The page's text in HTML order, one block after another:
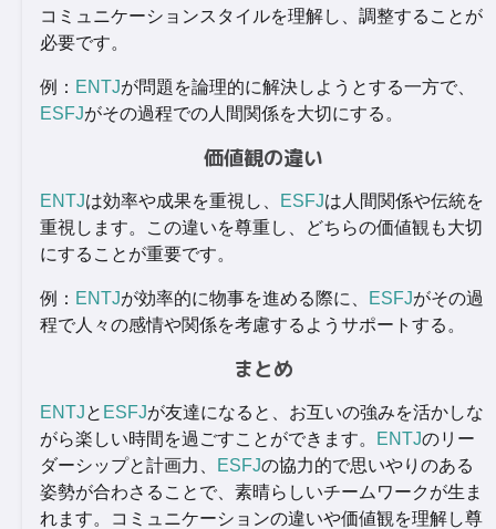
コミュニケーションスタイルを理解し、調整することが
必要です。
例： ENTJが問題を論理的に解決しようとする一方で、
ESFJがその過程での人間関係を大切にする。
価値観の違い
ENTJは効率や成果を重視し、 ESFJは人間関係や伝統を
重視します。この違いを尊重し、どちらの価値観も大切
にすることが重要です。
例： ENTJが効率的に物事を進める際に、 ESFJがその過
程で人々の感情や関係を考慮するようサポートする。
まとめ
ENTJと ESFJが友達になると、お互いの強みを活かしな
がら楽しい時間を過ごすことができます。
ENTJのリー
ダーシップと計画力、
ESFJの協力的で思いやりのある
姿勢が合わさることで、素晴らしいチームワークが生ま
れます。コミュニケーションの違いや価値観を理解し尊